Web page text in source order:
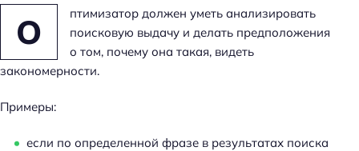
ь
з
м
О
птимизатор должен уметь анализировать
поисковую выдачу и делать предположения
о том, почему она такая, видеть
закономерности.
Примеры:
если по определенной фразе в результатах поиска